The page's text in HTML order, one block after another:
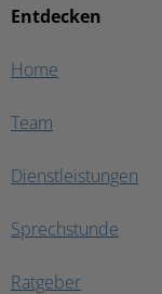
Entdecken
Home
Team
Dienstleistungen
Sprechstunde
Ratgeber